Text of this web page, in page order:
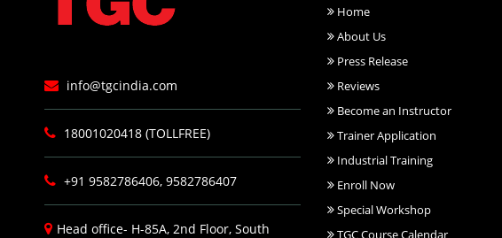
info@tgcindia.com
18001020418 (TOLLFREE)
+91 9582786406, 9582786407
Head office- H-85A, 2nd Floor, South
Home
About Us
Press Release
Reviews
Become an Instructor
Trainer Application
Industrial Training
Enroll Now
Special Workshop
TGC Course Calendar